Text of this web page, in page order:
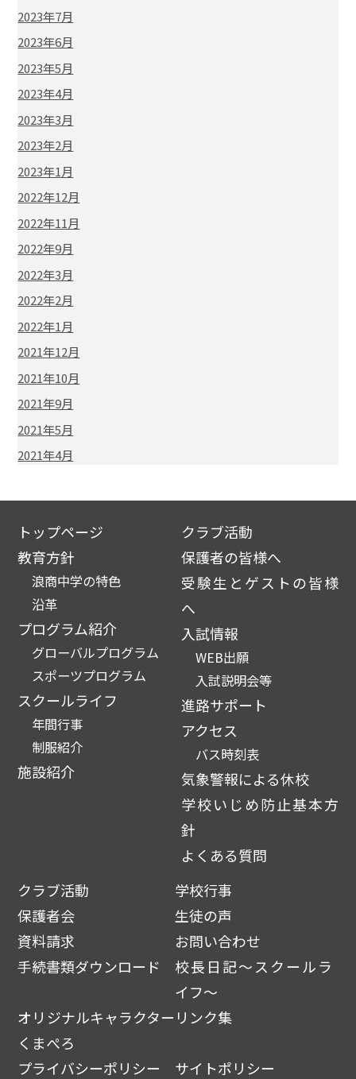
2023年7月
2023年6月
2023年5月
2023年4月
2023年3月
2023年2月
2023年1月
2022年12月
2022年11月
2022年9月
2022年3月
2022年2月
2022年1月
2021年12月
2021年10月
2021年9月
2021年5月
2021年4月
トップページ
教育方針
浪商中学の特色
沿革
プログラム紹介
グローバルプログラム
スポーツプログラム
スクールライフ
年間行事
制服紹介
施設紹介
クラブ活動
保護者の皆様へ
受験生とゲストの皆様
へ
入試情報
WEB出願
入試説明会等
進路サポート
アクセス
バス時刻表
気象警報による休校
学校いじめ防止基本方
針
よくある質問
クラブ活動
学校行事
保護者会
生徒の声
資料請求
お問い合わせ
手続書類ダウンロード
校長日記～スクールラ
イフ～
オリジナルキャラクター
くまぺろ
リンク集
プライバシーポリシー サイトポリシー